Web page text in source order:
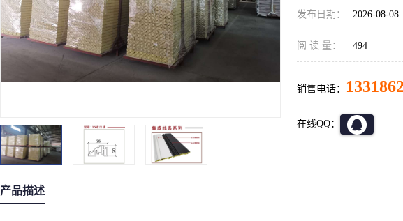
发布日期： 2026-08-08
阅 读 量： 494
销售电话：
在线QQ：
产品描述